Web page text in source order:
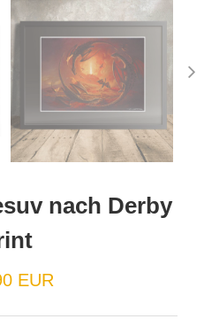
nach Derby
EUR